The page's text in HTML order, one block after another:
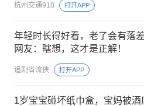
杭州交通918 打开APP
年轻时长得好看，老了会有落差
网友：瞎想，这才是正解！
追剧省流侠 打开APP
1岁宝宝碰坏纸巾盒，宝妈被酒